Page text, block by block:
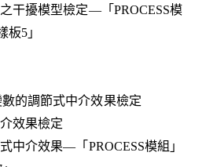
干擾模型檢定—「PROCESS模
板5」
的調節式中介效果檢定
效果檢定
中介效果—「PROCESS模組」